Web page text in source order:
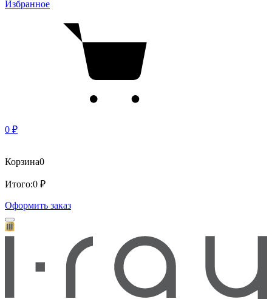
Избранное
0 ₽
Корзина0
Итого:0 ₽
Оформить заказ